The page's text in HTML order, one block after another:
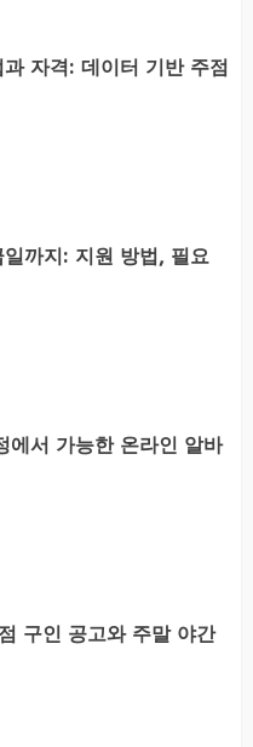
자격: 데이터 기반 주점
까지: 지원 방법, 필요
에서 가능한 온라인 알바
구인 공고와 주말 야간